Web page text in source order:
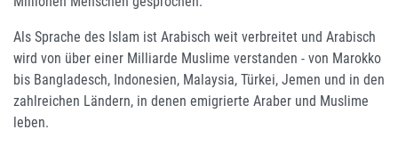
Als Sprache des Islam ist Arabisch weit verbreitet und Arabisch
wird von über einer Milliarde Muslime verstanden - von Marokko
bis Bangladesch, Indonesien, Malaysia, Türkei, Jemen und in den
zahlreichen Ländern, in denen emigrierte Araber und Muslime
leben.